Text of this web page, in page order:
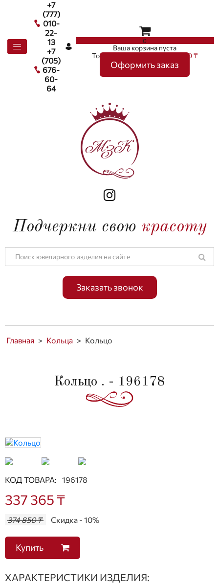
+7
(777)
010-
22-
13
+7
(705)
676-
60-
64
0
Ваша корзина пуста
Товаров в корзине
на сумму0 ₸
Оформить заказ
Подчеркни свою красоту
Заказать звонок
Главная > Кольца > Кольцо
Кольцо . - 196178
КОД ТОВАРА: 196178
337 365 ₸
374 850 ₸ Скидка - 10%
Купить
ХАРАКТЕРИСТИКИ ИЗДЕЛИЯ: